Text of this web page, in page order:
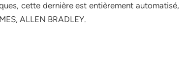
cette dernière est entièrement automatisé,
ALLEN BRADLEY.